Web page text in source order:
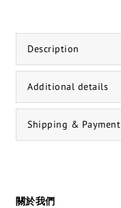
Description
Additional details
Shipping & Payment
關於我們